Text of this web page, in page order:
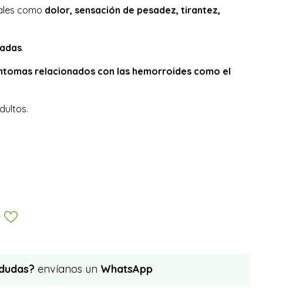
como dolor, sensación de pesadez, tirantez,
.
relacionados con las hemorroides como el
envíanos un WhatsApp